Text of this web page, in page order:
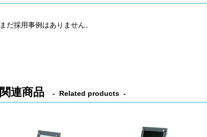
まだ採用事例はありません。
関連商品 Related products